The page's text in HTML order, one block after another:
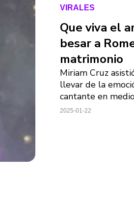
VIRALES
Que viva el
besar a
matrimonio
Miriam Cruz
llevar de la
cantante en
2025-01-22